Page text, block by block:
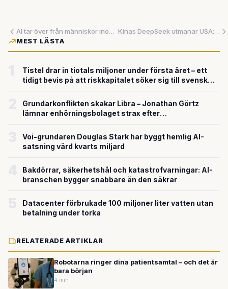
AI tar över från människor inom sjukvård – två amerikanska genombrott visar vägen för Sverige
Kinas DeepSeek utmanar USA:s AI-dominans – värderas till 320 miljarder
MEST LÄSTA
Tistel drar in tiotals miljoner under första året – ett
tidigt bevis på att riskkapitalet söker sig till svensk
Grundarkonflikten skakar Libra – Jonathan Görtz
lämnar enhörningsbolaget strax efter
Voi-grundaren Douglas Stark har byggt hemlig AI-
satsning värd kvarts miljard
Bakdörrar, säkerhetshål och katastrofvarningar: AI-
branschen bygger snabbare än den säkrar
Datacenter förbrukade 100 miljoner liter vatten utan
betalning under torka
RELATERADE ARTIKLAR
Robotarna ringer dina patientsamtal – och det är
bara början
4 min